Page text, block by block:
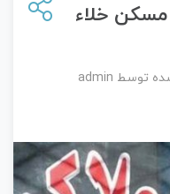
مسکن خلاء
توسط admin